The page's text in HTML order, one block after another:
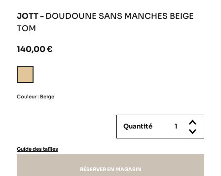
JOTT -DOUDOUNE SANS MANCHES BEIGE
TOM
140,00 €
Couleur : Beige
Quantité
Guide des tailles
RÉSERVER EN MAGASIN